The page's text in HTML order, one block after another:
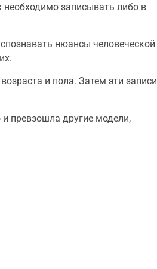
необходимо записывать либо в
нюансы человеческой
и пола. Затем эти записи
превзошла другие модели,